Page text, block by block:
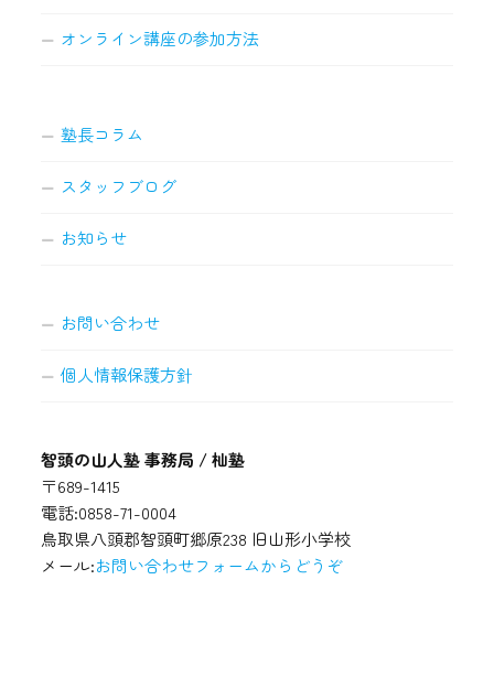
オンライン講座の参加方法
塾長コラム
スタッフブログ
お知らせ
お問い合わせ
個人情報保護方針
智頭の山人塾 事務局 / 杣塾
〒689-1415
電話:0858-71-0004
鳥取県八頭郡智頭町郷原238 旧山形小学校
メール:お問い合わせフォームからどうぞ